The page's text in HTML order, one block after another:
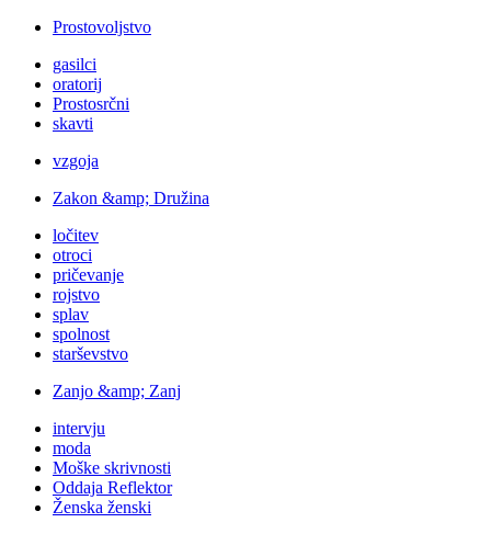
Prostovoljstvo
gasilci
oratorij
Prostosrčni
skavti
vzgoja
Zakon &amp; Družina
ločitev
otroci
pričevanje
rojstvo
splav
spolnost
starševstvo
Zanjo &amp; Zanj
intervju
moda
Moške skrivnosti
Oddaja Reflektor
Ženska ženski